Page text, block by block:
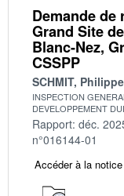
Demande de
Grand Site
Blanc-Nez,
CSSPP
SCHMIT, Philippe
INSPECTION
DEVELOPPEMENT
Rapport: déc.
n°016144-01
Accéder à la notice